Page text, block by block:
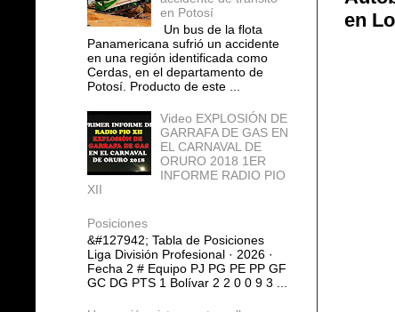
en
en Potosí
Un bus de la flota
Panamericana sufrió un accidente
en una región identificada como
Cerdas, en el departamento de
Potosí. Producto de este ...
Video EXPLOSIÓN DE
GARRAFA DE GAS EN
EL CARNAVAL DE
ORURO 2018 1ER
INFORME RADIO PIO
XII
Posiciones
&#127942; Tabla de Posiciones
Liga División Profesional · 2026 ·
Fecha 2 # Equipo PJ PG PE PP GF
GC DG PTS 1 Bolívar 2 2 0 0 9 3 ...